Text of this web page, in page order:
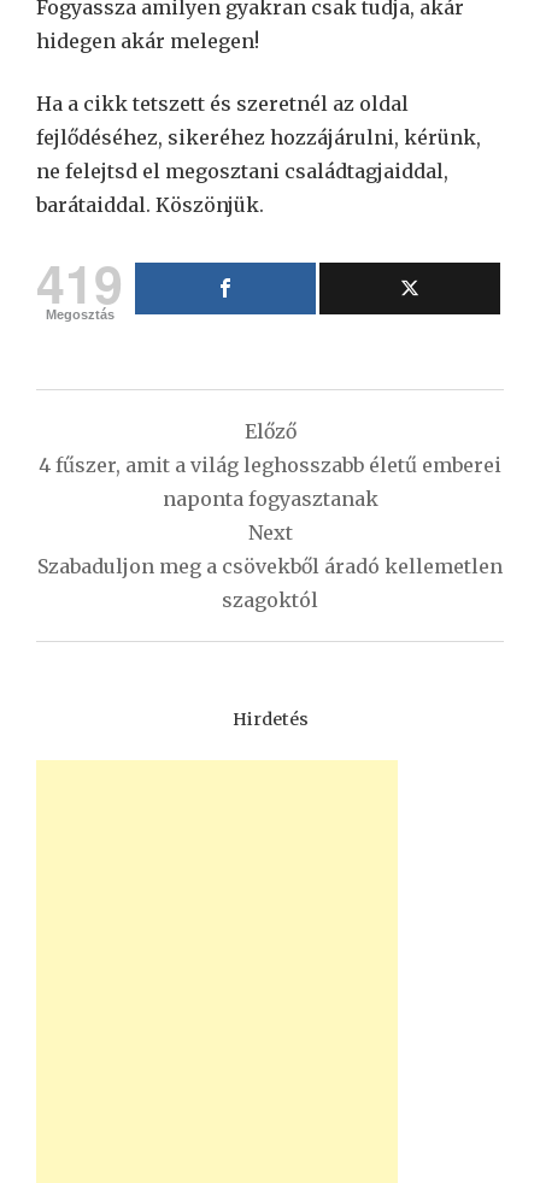
Fogyassza amilyen gyakran csak tudja, akár
hidegen akár melegen!
Ha a cikk tetszett és szeretnél az oldal
fejlődéséhez, sikeréhez hozzájárulni, kérünk,
ne felejtsd el megosztani családtagjaiddal,
barátaiddal. Köszönjük.
419
Megosztás
navigáció
Előző
4 fűszer, amit a világ leghosszabb életű emberei
naponta fogyasztanak
Next
Szabaduljon meg a csövekből áradó kellemetlen
szagoktól
Hirdetés